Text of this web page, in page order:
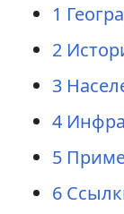
1
2
3
4
5
6